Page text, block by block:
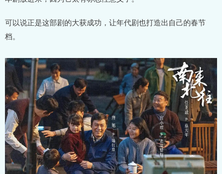
可以说正是这部剧的大获成功，让年代剧也打造出自己的春节
档。